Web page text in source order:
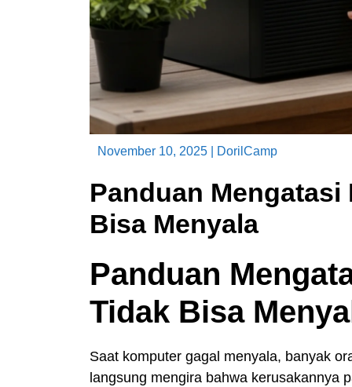
November 10, 2025 DorilCamp
Panduan
Bisa Menyala
Panduan
Tidak Bisa
Saat komputer gagal menyala, banyak
langsung mengira bahwa kerusakannya